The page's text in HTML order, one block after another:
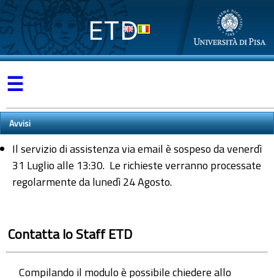
ETD
☰
Avvisi
Il servizio di assistenza via email è sospeso da venerdì
31 Luglio alle 13:30. Le richieste verranno processate
regolarmente da lunedì 24 Agosto.
Contatta lo Staff ETD
Compilando il modulo è possibile chiedere allo